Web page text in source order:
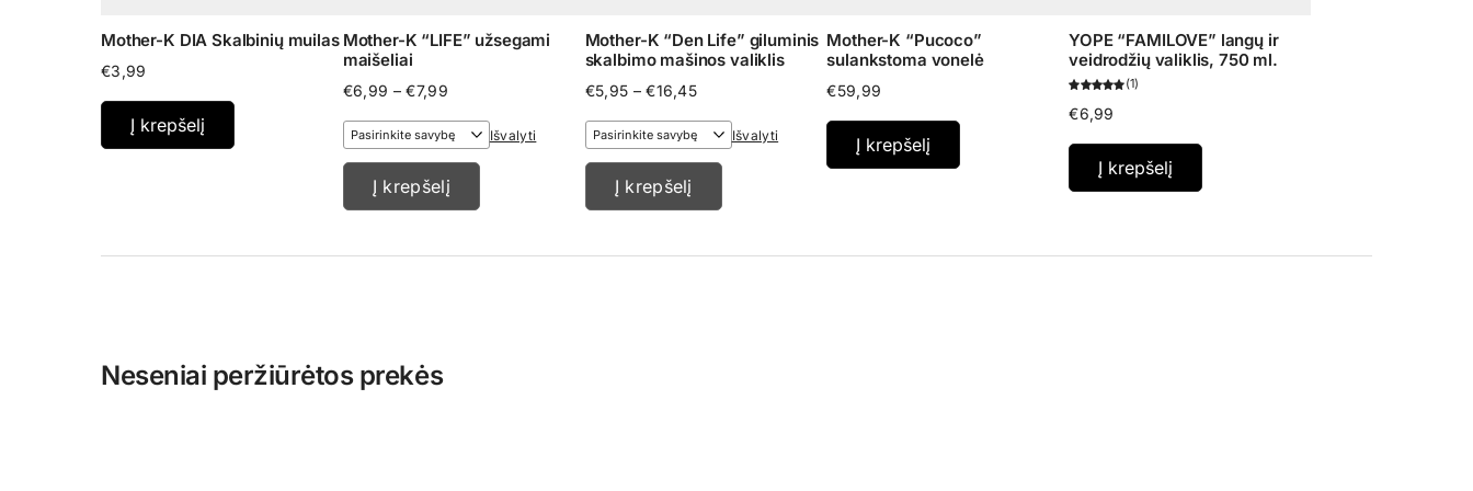
Mother-K DIA Skalbinių muilas
€3,99
Į krepšelį
Mother-K “LIFE” užsegami
maišeliai
€6,99 – €7,99
€6,99
through
€7,99
Išvalyti
Į krepšelį
Mother-K “Den Life” giluminis
skalbimo mašinos valiklis
€5,95 – €16,45Price
€5,95
through
€16,45
Išvalyti
Į krepšelį
Mother-K “Pucoco”
sulankstoma vonelė
€59,99
Į krepšelį
YOPE “FAMILOVE” langų ir
veidrodžių valiklis, 750 ml.
1
€6,99
Į krepšelį
Neseniai peržiūrėtos prekės